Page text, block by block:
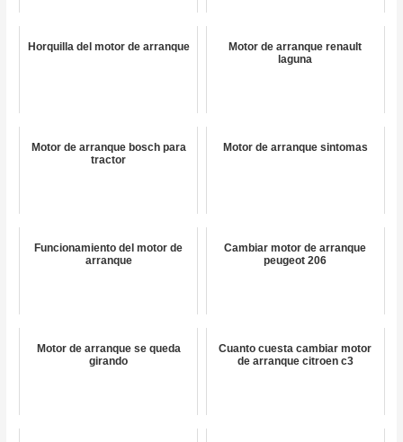
Horquilla del motor de arranque
Motor de arranque renault
laguna
Motor de arranque bosch para
tractor
Motor de arranque sintomas
Funcionamiento del motor de
arranque
Cambiar motor de arranque
peugeot 206
Motor de arranque se queda
girando
Cuanto cuesta cambiar motor
de arranque citroen c3